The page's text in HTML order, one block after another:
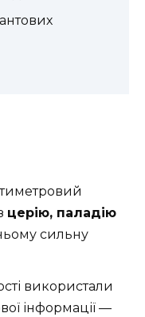
церію, паладію
сильну
використали
інформації —